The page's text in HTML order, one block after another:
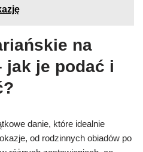
na
jak je podać i
danie, które idealnie
od rodzinnych obiadów po